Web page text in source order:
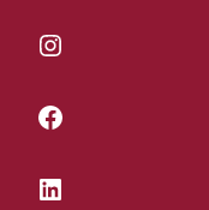
Instagram
Facebook
LinkedIn